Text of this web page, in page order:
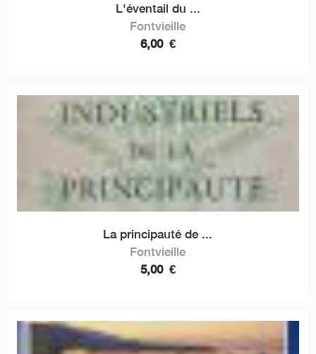
L'éventail du ...
Fontvieille
6,00 €
La principauté de ...
Fontvieille
5,00 €